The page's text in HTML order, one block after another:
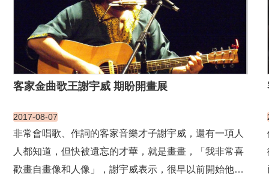
客家金曲歌王謝宇威 期盼開畫展
2017-08-07
非常會唱歌、作詞的客家音樂才子謝宇威，還有一項人
人都知道，但快被遺忘的才華，就是畫畫，「我非常喜
歡畫自畫像和人像」，謝宇威表示，很早以前開始他看